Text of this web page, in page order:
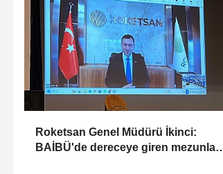
Roketsan Genel Müdürü İkinci:
BAİBÜ'de dereceye giren mezunları